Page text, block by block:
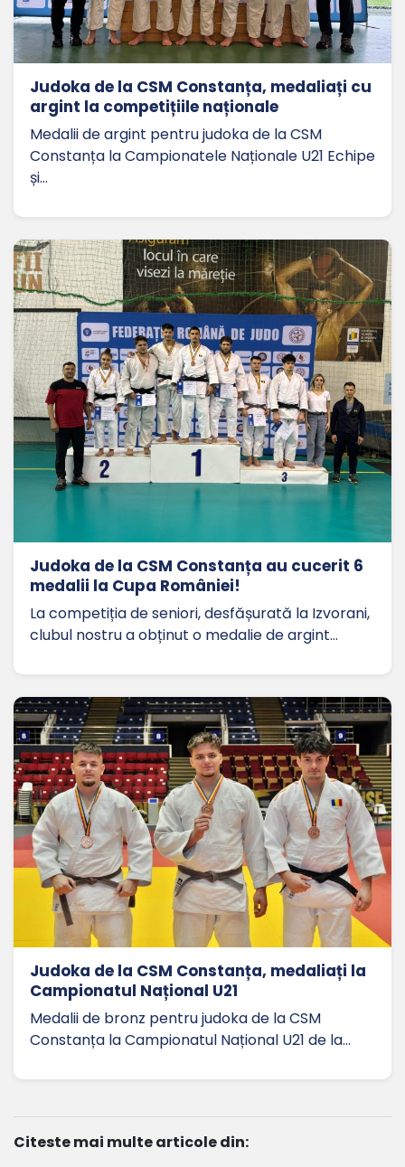
Judoka de la CSM Constanța, medaliați cu
argint la competițiile naționale
Medalii de argint pentru judoka de la CSM
Constanța la Campionatele Naționale U21 Echipe
și…
Judoka de la CSM Constanța au cucerit 6
medalii la Cupa României!
La competiția de seniori, desfășurată la Izvorani,
clubul nostru a obținut o medalie de argint…
Judoka de la CSM Constanța, medaliați la
Campionatul Național U21
Medalii de bronz pentru judoka de la CSM
Constanța la Campionatul Național U21 de la…
Citeste mai multe articole din: